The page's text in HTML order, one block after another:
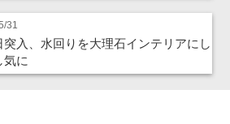
31
突入、水回りを大理石インテリアにし
気に